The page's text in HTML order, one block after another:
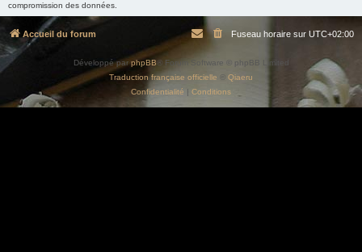
compromission des données.
Accueil du forum Fuseau horaire sur UTC+02:00
Développé par phpBB® Forum Software © phpBB Limited
Traduction française officielle © Qiaeru
Confidentialité | Conditions